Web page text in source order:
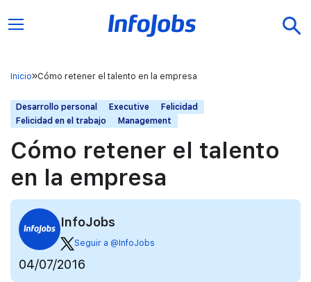
Inicio Cómo retener el talento en la empresa
Desarrollo personal Executive
Felicidad
Felicidad en el trabajo
Management
Cómo retener el talento
en la empresa
InfoJobs
Seguir a @InfoJobs
04/07/2016